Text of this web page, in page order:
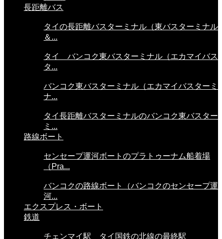
長距離バス
タイの長距離バスターミナル（東バスターミナル
＆...
タイ バンコク東バスターミナル（エカマイバス
タ...
バンコク東バスターミナル（エカマイバスターミ
ナ...
タイ長距離バスターミナルのバンコク東バスター
ミ...
路線ボート
センセープ運河ボートのプラトゥーナム船着場
（Pra...
バンコクの路線ボート（バンコクのセンセープ運
河...
エクスプレス・ボート
鉄道
チェンマイ駅 タイ国鉄の北線の最終駅